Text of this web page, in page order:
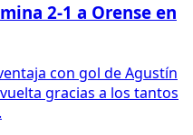
2-1 a Orense en
con gol de Agustín
gracias a los tantos